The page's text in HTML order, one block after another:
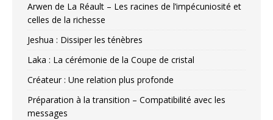
Arwen de La Réault – Les racines de l’impécuniosité et
celles de la richesse
Jeshua : Dissiper les ténèbres
Laka : La cérémonie de la Coupe de cristal
Créateur : Une relation plus profonde
Préparation à la transition – Compatibilité avec les
messages